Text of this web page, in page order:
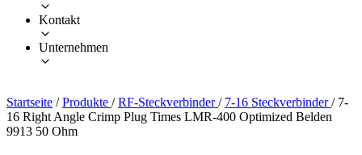
Kontakt
Unternehmen
Startseite / Produkte / RF-Steckverbinder/ 7-16 Steckverbinder/ 7-
16 Right Angle Crimp Plug Times LMR-400 Optimized Belden
9913 50 Ohm